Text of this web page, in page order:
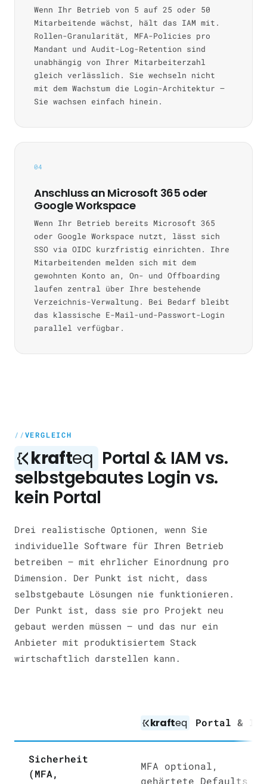
Wenn Ihr Betrieb von 5 auf 25 oder 50
Mitarbeitende wächst, hält das IAM mit.
Rollen-Granularität, MFA-Policies pro
Mandant und Audit-Log-Retention sind
unabhängig von Ihrer Mitarbeiterzahl
gleich verlässlich. Sie wechseln nicht
mit dem Wachstum die Login-Architektur —
Sie wachsen einfach hinein.
04
Anschluss an Microsoft 365 oder
Google Workspace
Wenn Ihr Betrieb bereits Microsoft 365
oder Google Workspace nutzt, lässt sich
SSO via OIDC kurzfristig einrichten. Ihre
Mitarbeitenden melden sich mit dem
gewohnten Konto an, On- und Offboarding
laufen zentral über Ihre bestehende
Verzeichnis-Verwaltung. Bei Bedarf bleibt
das klassische E-Mail-und-Passwort-Login
parallel verfügbar.
VERGLEICH
krafteq Portal & IAM vs.
selbstgebautes Login vs.
kein Portal
Drei realistische Optionen, wenn Sie
individuelle Software für Ihren Betrieb
betreiben — mit ehrlicher Einordnung pro
Dimension. Der Punkt ist nicht, dass
selbstgebaute Lösungen nie funktionieren.
Der Punkt ist, dass sie pro Projekt neu
gebaut werden müssen — und das nur ein
Anbieter mit produktisiertem Stack
wirtschaftlich darstellen kann.
krafteq Portal & IAM
Sicherheit
(MFA,
MFA optional,
gehärtete Defaults